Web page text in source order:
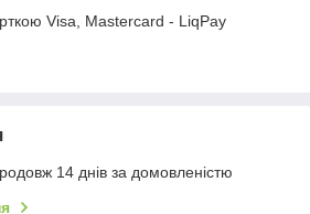
Visa, Mastercard - LiqPay
14 днів за домовленістю